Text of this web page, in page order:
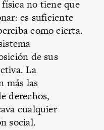
no tiene que
es suficiente
como cierta.
de sus
La
más las
derechos,
cualquier
social.